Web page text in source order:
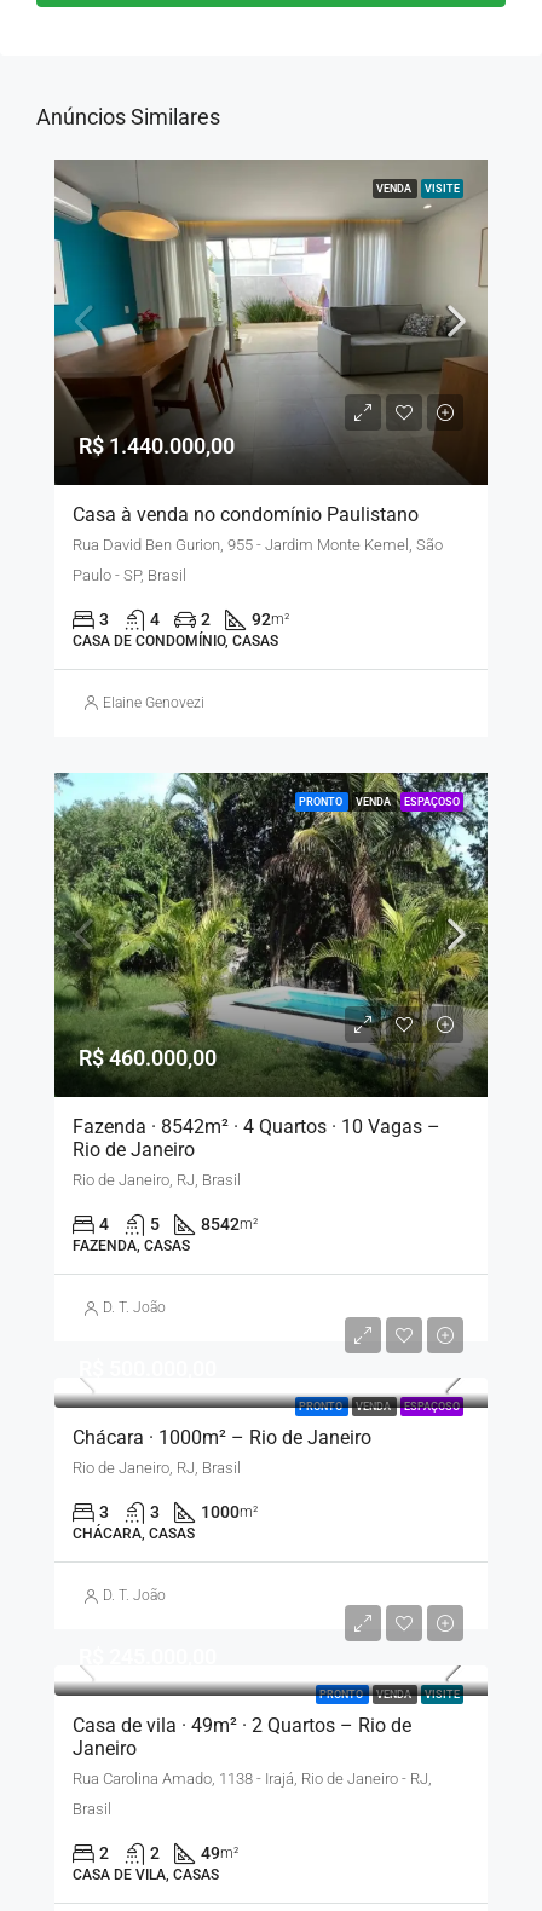
Anúncios Similares
VENDA VISITE
R$ 1.440.000,00
Casa à venda no condomínio Paulistano
Rua David Ben Gurion, 955 - Jardim Monte Kemel, São
Paulo - SP, Brasil
3 4 2 92m²
CASA DE CONDOMÍNIO, CASAS
Elaine Genovezi
PRONTO VENDA ESPAÇOSO
R$ 460.000,00
Fazenda · 8542m² · 4 Quartos · 10 Vagas –
Rio de Janeiro
Rio de Janeiro, RJ, Brasil
4 5 8542m²
FAZENDA, CASAS
D. T. João
PRONTO VENDA ESPAÇOSO
Chácara · 1000m² – Rio de Janeiro
Rio de Janeiro, RJ, Brasil
3 3 1000m²
CHÁCARA, CASAS
D. T. João
PRONTO VENDA VISITE
Casa de vila · 49m² · 2 Quartos – Rio de
Janeiro
Rua Carolina Amado, 1138 - Irajá, Rio de Janeiro - RJ,
Brasil
2 2 49m²
CASA DE VILA, CASAS